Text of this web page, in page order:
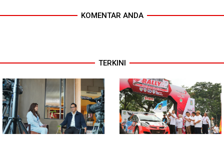
KOMENTAR ANDA
TERKINI